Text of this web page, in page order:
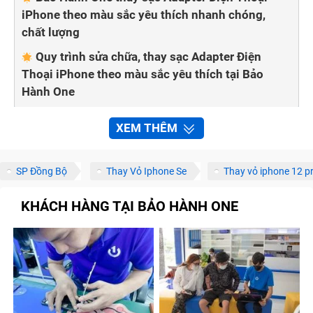
iPhone theo màu sắc yêu thích nhanh chóng,
chất lượng
Quy trình sửa chữa, thay sạc Adapter Điện
Thoại iPhone theo màu sắc yêu thích tại Bảo
Hành One
Adapter điện thoại có chức năng chuyển đổi điện áp
bạn thấy điện thoại iPhone theo màu sắc yêu thích vào
kiểm tra thử Adapter có vấn đề hay không. Cùng Bảo
Hành One tìm hiểu các dấu hiệu, nguyên nhân và khi
nào cần thay sạc Adapter điện thoại iPhone theo màu
sắc yêu thích trong bài viết dưới đây nhé!
Dấu hiệu nào chỉ rõ bạn cần thay sạc
XEM THÊM
SP Đồng Bộ Thay Vỏ Iphone Se Thay vỏ iphone 12
KHÁCH HÀNG TẠI BẢO HÀNH ONE